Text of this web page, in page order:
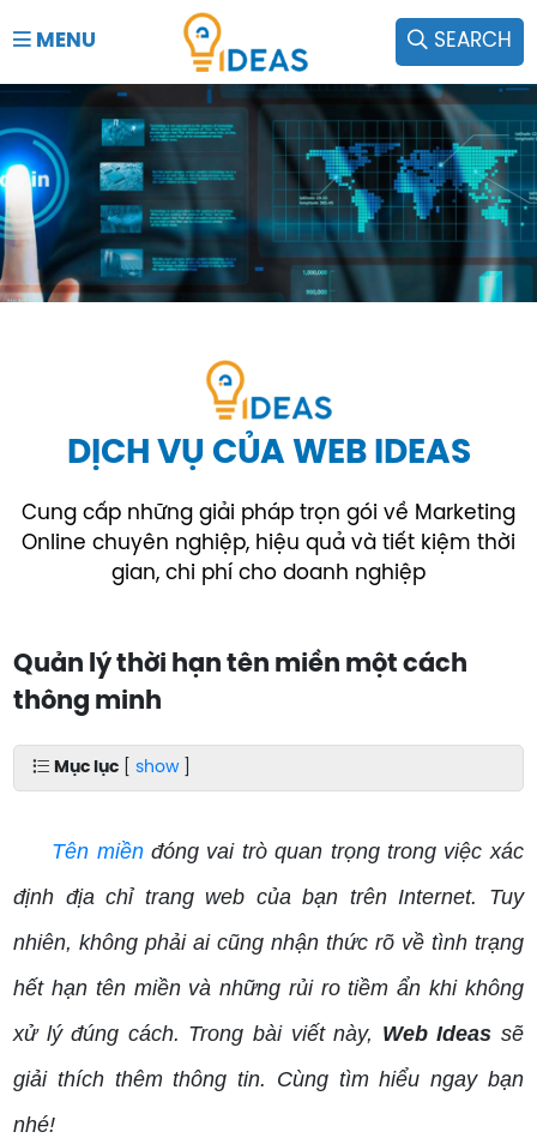
MENU SEARCH
DỊCH VỤ CỦA WEB IDEAS
Cung cấp những giải pháp trọn gói về Marketing
Online chuyên nghiệp, hiệu quả và tiết kiệm thời
gian, chi phí cho doanh nghiệp
Quản lý thời hạn tên miền một cách
thông minh
Mục lục [show]
Tên miềnđóng vai trò quan trọng trong việc xác
định địa chỉ trang web của bạn trên Internet. Tuy
nhiên, không phải ai cũng nhận thức rõ về tình trạng
hết hạn tên miền và những rủi ro tiềm ẩn khi không
xử lý đúng cách. Trong bài viết này, Web Ideas sẽ
giải thích thêm thông tin. Cùng tìm hiểu ngay bạn
nhé!